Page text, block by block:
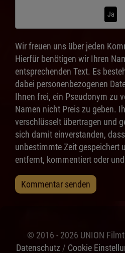
Ja
Wir freuen uns über jeden
Hierfür benötigen wir Ihren
entsprechenden Text. Es
dabei personenbezogenen
Ihnen frei, ein Pseudonym zu
Namen nicht Preis zu geben.
verschlüsselt übertragen und
sich damit einverstanden,
unbestimmte Zeit gespeichert
entfernt, kommentiert oder
Kommentar senden
© 2016 - 2026 UNION
Datenschutz / Cookie